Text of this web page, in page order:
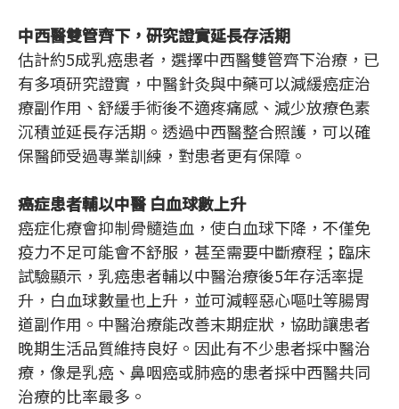
中西醫雙管齊下，研究證實延長存活期
估計約5成乳癌患者，選擇中西醫雙管齊下治療，已
有多項研究證實，中醫針灸與中藥可以減緩癌症治
療副作用、舒緩手術後不適疼痛感、減少放療色素
沉積並延長存活期。透過中西醫整合照護，可以確
保醫師受過專業訓練，對患者更有保障。
癌症患者輔以中醫 白血球數上升
癌症化療會抑制骨髓造血，使白血球下降，不僅免
疫力不足可能會不舒服，甚至需要中斷療程；臨床
試驗顯示，乳癌患者輔以中醫治療後5年存活率提
升，白血球數量也上升，並可減輕惡心嘔吐等腸胃
道副作用。中醫治療能改善末期症狀，協助讓患者
晚期生活品質維持良好。因此有不少患者採中醫治
療，像是乳癌、鼻咽癌或肺癌的患者採中西醫共同
治療的比率最多。